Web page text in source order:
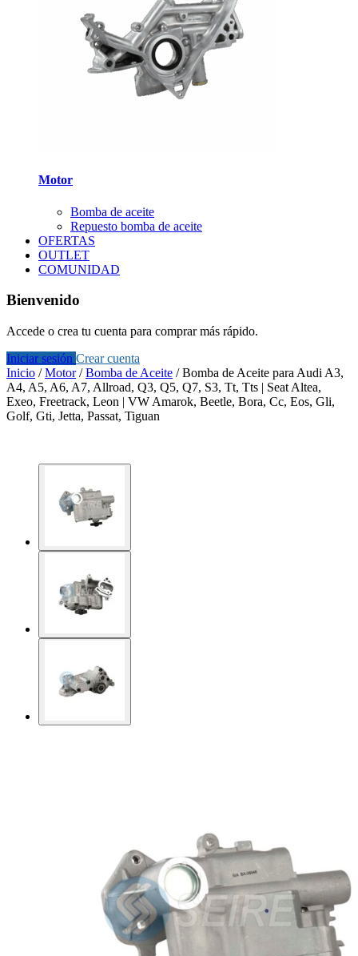
Motor
Bomba de aceite
Repuesto bomba de aceite
OFERTAS
OUTLET
COMUNIDAD
Bienvenido
Accede o crea tu cuenta para comprar más rápido.
Iniciar sesión Crear cuenta
Inicio /Motor/Bomba de Aceite /Bomba de Aceite para Audi A3,
A4, A5, A6, A7, Allroad, Q3, Q5, Q7, S3, Tt, Tts | Seat Altea,
Exeo, Freetrack, Leon | VW Amarok, Beetle, Bora, Cc, Eos, Gli,
Golf, Gti, Jetta, Passat, Tiguan